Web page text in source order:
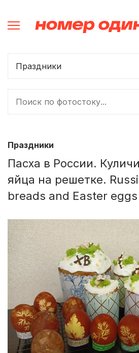
Праздники
Пасха в России.
яйца на решетке.
breads and Easter eggs